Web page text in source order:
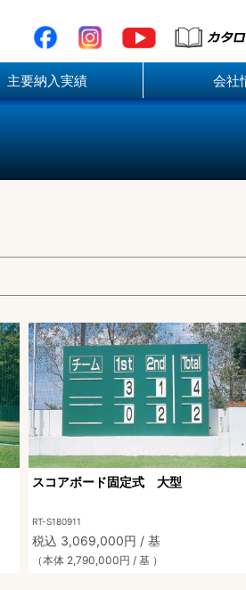
主要納入実績 会社
スコアボード固定式 大型
RT-S180911
税込 3,069,000円 / 基
（本体 2,790,000円 / 基 ）